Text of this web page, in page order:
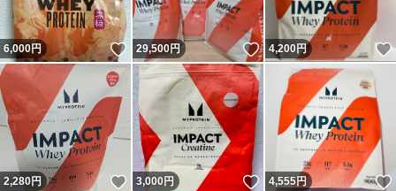
6,000円 いいね！
29,500円 いいね！
4,200円
2,280円 いいね！
3,000円 いいね！
4,555円